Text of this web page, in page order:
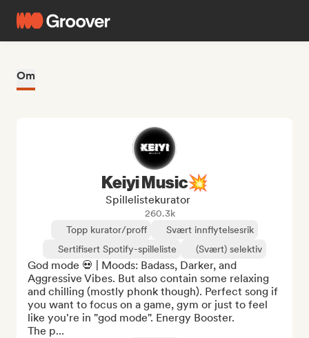
Om
Keiyi Music💥
Spillelistekurator
260.3k
Topp kurator/proff
Svært innflytelsesrik
Sertifisert Spotify-spilleliste
(Svært) selektiv
God mode 💀 | Moods: Badass, Darker, and
Aggressive Vibes. But also contain some relaxing
and chilling (mostly phonk though). Perfect song if
you want to focus on a game, gym or just to feel
like you're in "god mode". Energy Booster.
The p...